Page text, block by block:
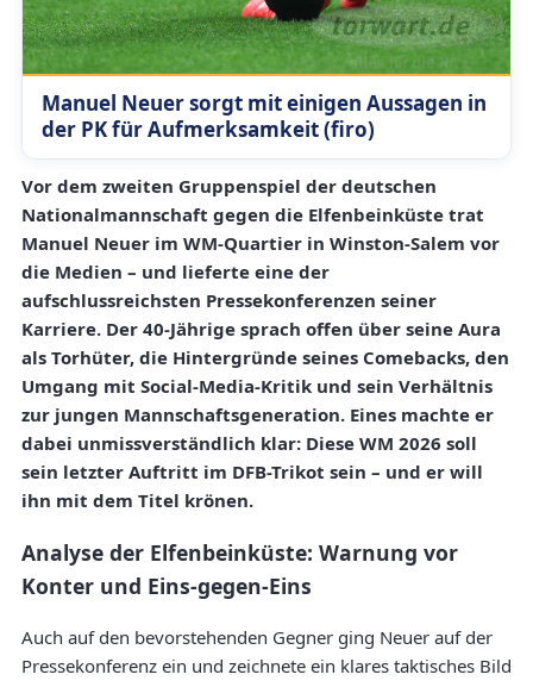
Manuel Neuer sorgt mit einigen Aussagen in
der PK für Aufmerksamkeit (firo)
Vor dem zweiten Gruppenspiel der deutschen
Nationalmannschaft gegen die Elfenbeinküste trat
Manuel Neuer im WM-Quartier in Winston-Salem vor
die Medien – und lieferte eine der
aufschlussreichsten Pressekonferenzen seiner
Karriere. Der 40-Jährige sprach offen über seine Aura
als Torhüter, die Hintergründe seines Comebacks, den
Umgang mit Social-Media-Kritik und sein Verhältnis
zur jungen Mannschaftsgeneration. Eines machte er
dabei unmissverständlich klar: Diese WM 2026 soll
sein letzter Auftritt im DFB-Trikot sein – und er will
ihn mit dem Titel krönen.
Analyse der Elfenbeinküste: Warnung vor
Konter und Eins-gegen-Eins
Auch auf den bevorstehenden Gegner ging Neuer auf der
Pressekonferenz ein und zeichnete ein klares taktisches Bild